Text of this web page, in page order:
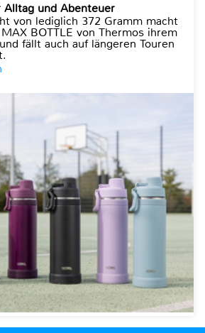
und Abenteuer
von lediglich 372 Gramm macht
BOTTLE von Thermos ihrem
fällt auch auf längeren Touren